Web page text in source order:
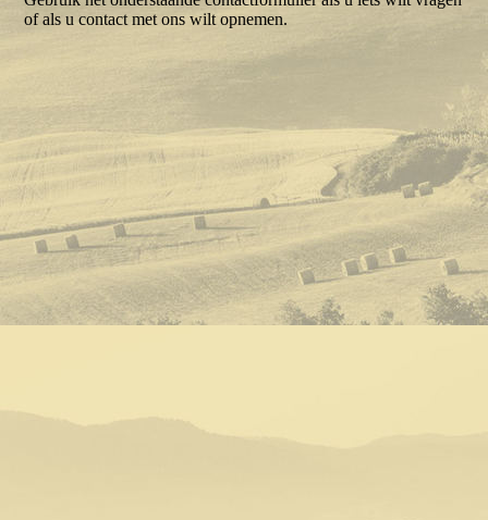
of als u contact met ons wilt opnemen.